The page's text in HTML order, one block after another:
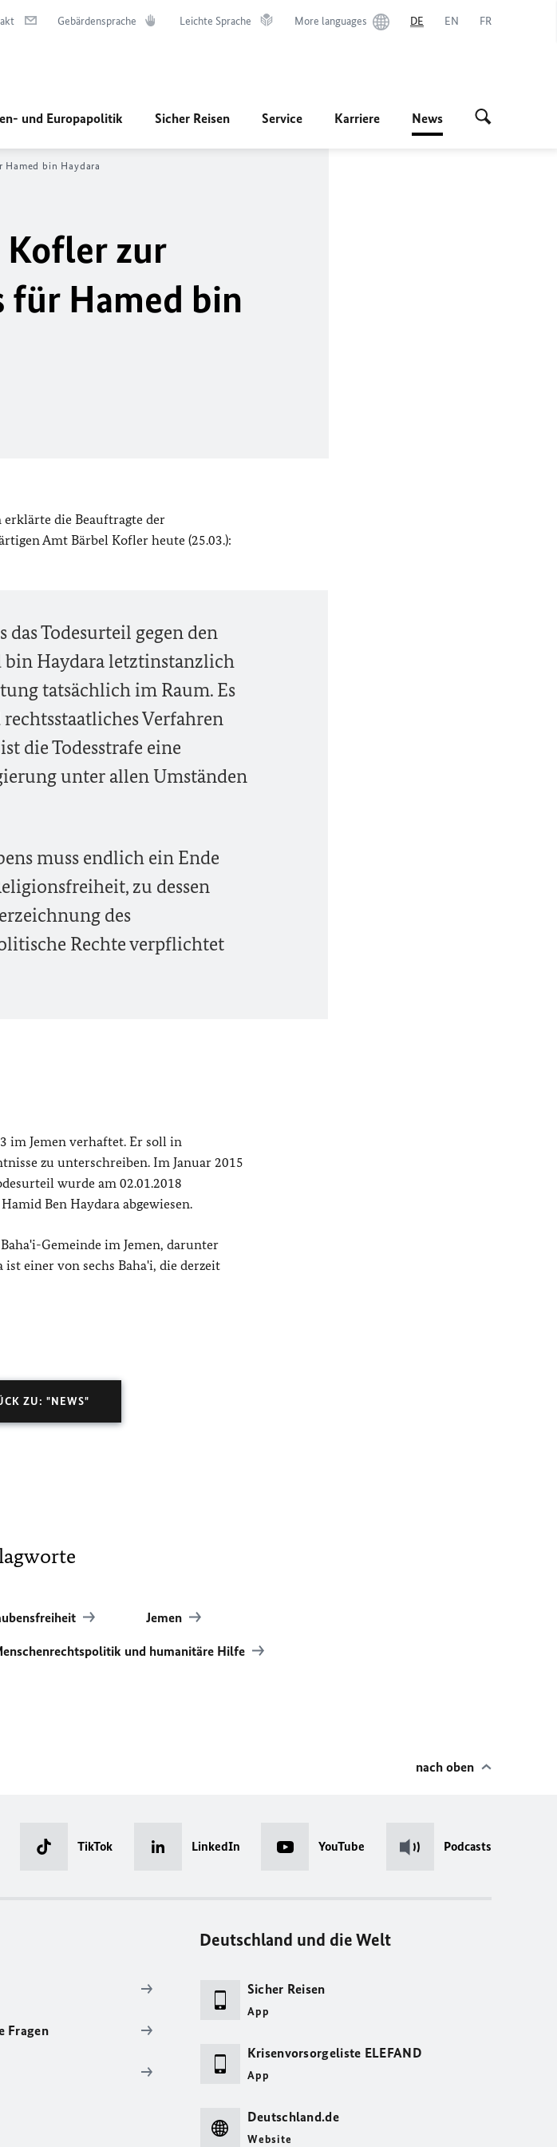
Gebärdensprache Leichte Sprache More languages DE EN FR
und Europapolitik Sicher Reisen Service Karriere News
bin Haydara
zur
für Hamed bin
erklärte die Beauftragte der
Amt Bärbel Kofler heute (25.03.):
Todesurteil gegen den
bin Haydara letztinstanzlich
tatsächlich im Raum. Es
Verfahren
die Todesstrafe eine
unter allen Umständen
muss endlich ein Ende
zu dessen
des
Rechte verpflichtet
im Jemen verhaftet. Er soll in
zu unterschreiben. Im Januar 2015
wurde am 02.01.2018
Ben Haydara abgewiesen.
Gemeinde im Jemen, darunter
einer von sechs Baha'i, die derzeit
ZU: "NEWS"
Jemen
und humanitäre Hilfe
nach oben
TikTok LinkedIn YouTube Podcasts
Fragen
Deutschland und die Welt
Sicher Reisen
App
Krisenvorsorgeliste ELEFAND
App
Deutschland.de
Website